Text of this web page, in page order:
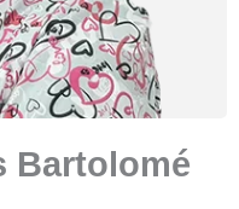
Bartolomé